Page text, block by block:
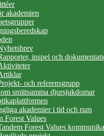
akademien
inspel och
och referensgrupp
smittsamma djursjukdomar
akademier i tid och rum
Forest Values
Forest Values